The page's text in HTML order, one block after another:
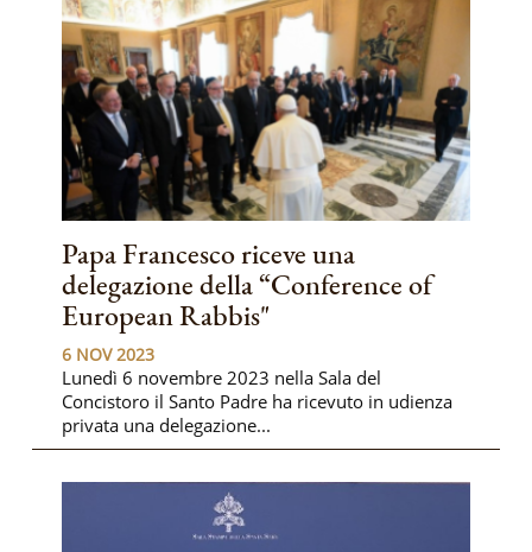
Papa Francesco riceve una
delegazione della “Conference of
European Rabbis"
6 NOV 2023
Lunedì 6 novembre 2023 nella Sala del
Concistoro il Santo Padre ha ricevuto in udienza
privata una delegazione...